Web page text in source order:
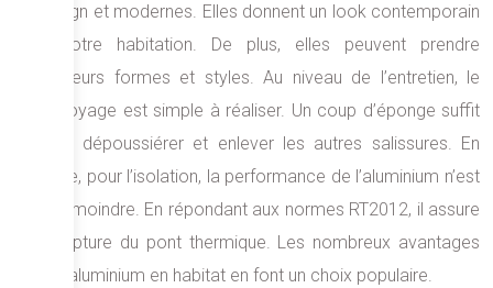
design et modernes. Elles donnent un look contemporain
à votre habitation. De plus, elles peuvent prendre
plusieurs formes et styles. Au niveau de l’entretien, le
nettoyage est simple à réaliser. Un coup d’éponge suffit
pour dépoussiérer et enlever les autres salissures. En
outre, pour l’isolation, la performance de l’aluminium n’est
pas moindre. En répondant aux normes RT2012, il assure
la rupture du pont thermique. Les nombreux avantages
de l’aluminium en habitat en font un choix populaire.